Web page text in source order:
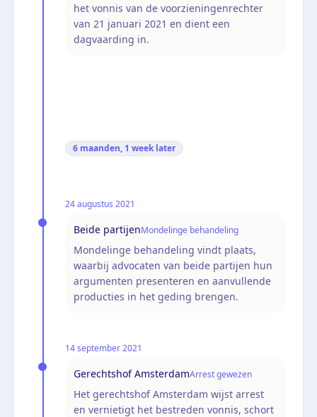
het vonnis van de voorzieningenrechter
van 21 januari 2021 en dient een
dagvaarding in.
6 maanden, 1 week later
24 augustus 2021
Beide partijenMondelinge behandeling
Mondelinge behandeling vindt plaats,
waarbij advocaten van beide partijen hun
argumenten presenteren en aanvullende
producties in het geding brengen.
14 september 2021
Gerechtshof AmsterdamArrest gewezen
Het gerechtshof Amsterdam wijst arrest
en vernietigt het bestreden vonnis, schort